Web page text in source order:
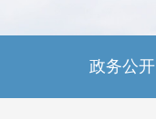
政务公开